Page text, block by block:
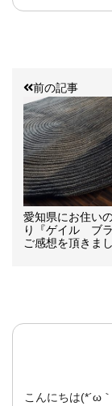
前の記事
愛知県にお住い
り『ゲイル ブ
ご感想を頂きま
こんにちは(*´ω